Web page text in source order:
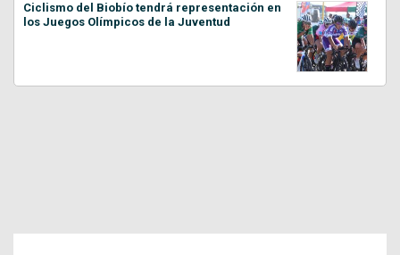
Ciclismo del Biobío tendrá representación en
los Juegos Olímpicos de la Juventud